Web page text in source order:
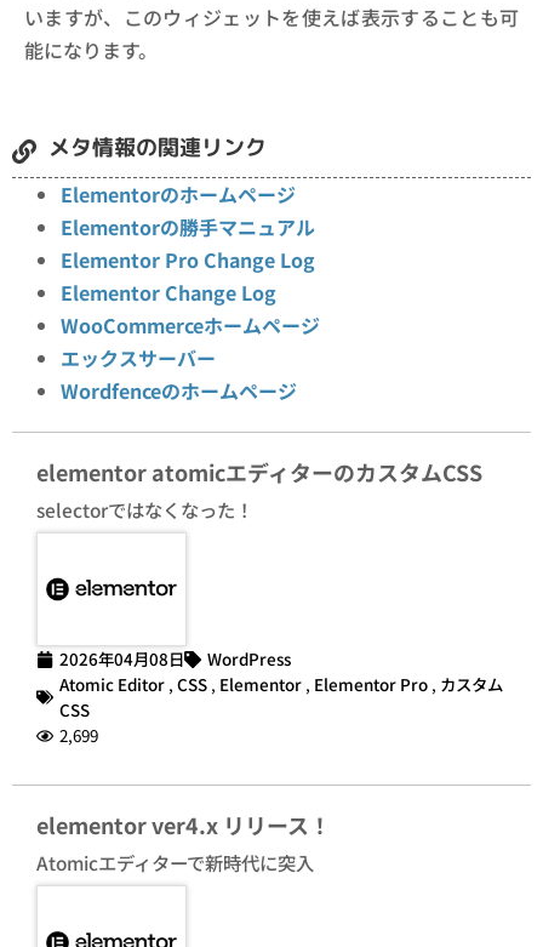
いますが、このウィジェットを使えば表示することも可
能になります。
メタ情報の関連リンク
Elementorのホームページ
Elementorの勝手マニュアル
Elementor Pro Change Log
Elementor Change Log
WooCommerceホームページ
エックスサーバー
Wordfenceのホームページ
elementor atomicエディターのカスタムCSS
selectorではなくなった！
2026年04月08日
WordPress
Atomic Editor , CSS , Elementor , Elementor Pro , カスタム
CSS
2,699
elementor ver4.x リリース！
Atomicエディターで新時代に突入